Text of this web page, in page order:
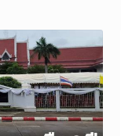
ยกเลิก